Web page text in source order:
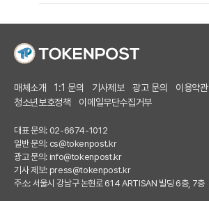
매체소개 1:1 문의 기사제보 광고 문의 이용약관
청소년보호정책
이메일무단수집거부
대표 문의: 02-6674-1012
일반 문의: cs@tokenpost.kr
광고 문의: info@tokenpost.kr
기사 제보: press@tokenpost.kr
주소: 서울시 강남구 논현로 614 ARTISAN 빌딩 6층, 7층